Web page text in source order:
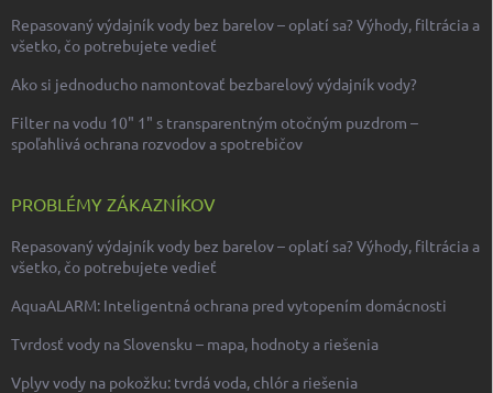
Repasovaný výdajník vody bez barelov – oplatí sa? Výhody, filtrácia a
všetko, čo potrebujete vedieť
Ako si jednoducho namontovať bezbarelový výdajník vody?
Filter na vodu 10" 1" s transparentným otočným puzdrom –
spoľahlivá ochrana rozvodov a spotrebičov
PROBLÉMY ZÁKAZNÍKOV
Repasovaný výdajník vody bez barelov – oplatí sa? Výhody, filtrácia a
všetko, čo potrebujete vedieť
AquaALARM: Inteligentná ochrana pred vytopením domácnosti
Tvrdosť vody na Slovensku – mapa, hodnoty a riešenia
Vplyv vody na pokožku: tvrdá voda, chlór a riešenia